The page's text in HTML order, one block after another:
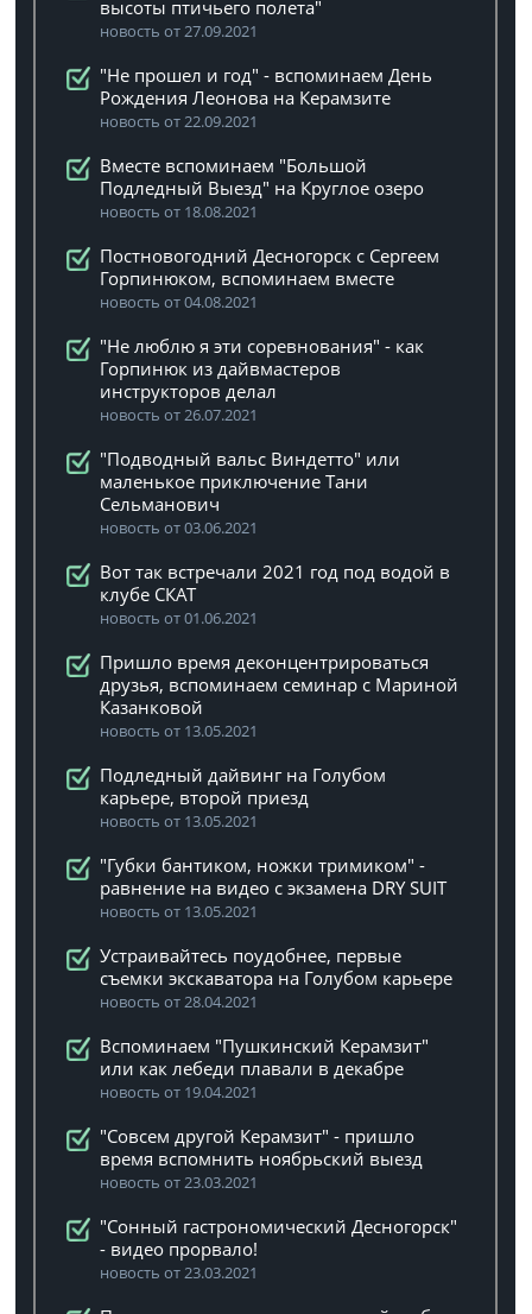
высоты птичьего полета"
новость от 27.09.2021
"Не прошел и год" - вспоминаем День
Рождения Леонова на Керамзите
новость от 22.09.2021
Вместе вспоминаем "Большой
Подледный Выезд" на Круглое озеро
новость от 18.08.2021
Постновогодний Десногорск с Сергеем
Горпинюком, вспоминаем вместе
новость от 04.08.2021
"Не люблю я эти соревнования" - как
Горпинюк из дайвмастеров
инструкторов делал
новость от 26.07.2021
"Подводный вальс Виндетто" или
маленькое приключение Тани
Сельманович
новость от 03.06.2021
Вот так встречали 2021 год под водой в
клубе СКАТ
новость от 01.06.2021
Пришло время деконцентрироваться
друзья, вспоминаем семинар с Мариной
Казанковой
новость от 13.05.2021
Подледный дайвинг на Голубом
карьере, второй приезд
новость от 13.05.2021
"Губки бантиком, ножки тримиком" -
равнение на видео с экзамена DRY SUIT
новость от 13.05.2021
Устраивайтесь поудобнее, первые
съемки экскаватора на Голубом карьере
новость от 28.04.2021
Вспоминаем "Пушкинский Керамзит"
или как лебеди плавали в декабре
новость от 19.04.2021
"Совсем другой Керамзит" - пришло
время вспомнить ноябрьский выезд
новость от 23.03.2021
"Сонный гастрономический Десногорск"
- видео прорвало!
новость от 23.03.2021